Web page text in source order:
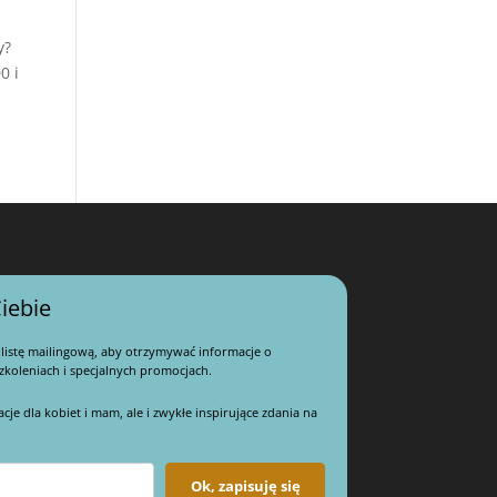
i
mailingową, aby otrzymywać informacje o
i specjalnych promocjach.
dla kobiet i mam, ale i zwykłe inspirujące zdania na
Ok, zapisuję się